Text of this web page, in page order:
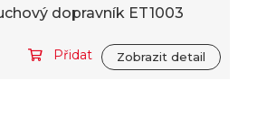
dopravník ET1003
Zobrazit detail
Přidat